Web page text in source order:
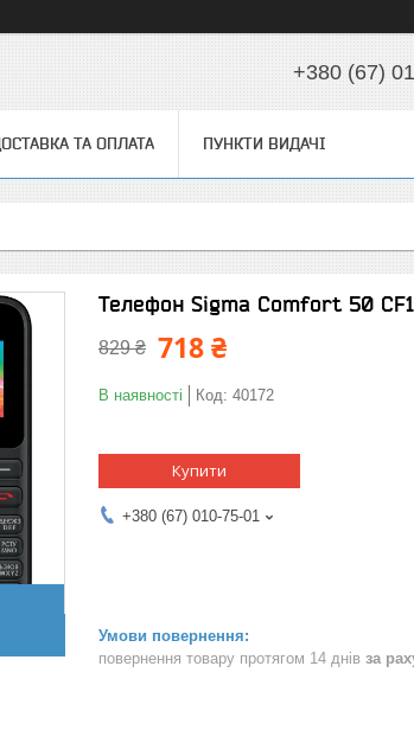
+380 (67)
ТА ОПЛАТА ПУНКТИ ВИДАЧІ
Телефон Sigma Comfort 50
829 ₴ 718 ₴
В наявності Код: 40172
Купити
+380 (67) 010-75-01
повернення товару протягом 14 днів за